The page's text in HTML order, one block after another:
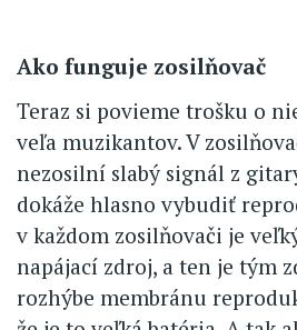
Ako funguje zosilňovač
Teraz si povieme trošku o
veľa muzikantov. V
nezosilní slabý signál z
dokáže hlasno vybudiť
v každom zosilňovači je
napájací zdroj, a ten je tým
rozhýbe membránu